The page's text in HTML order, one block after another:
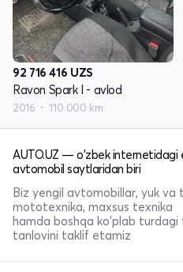
92 716 416 UZS
Ravon Spark I - avlod
2016 110 000 km
AUTO.UZ — o'zbek internetidagi
avtomobil saytlaridan biri
Biz yengil avtomobillar, yuk
mototexnika, maxsus texnika
hamda boshqa ko'plab
tanlovini taklif etamiz